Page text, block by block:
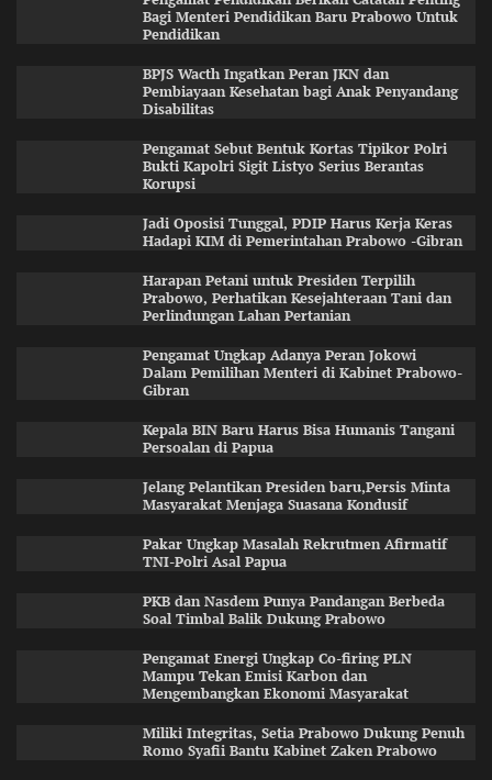
Bagi Menteri Pendidikan Baru Prabowo Untuk
Pendidikan
BPJS Wacth Ingatkan Peran JKN dan
Pembiayaan Kesehatan bagi Anak Penyandang
Disabilitas
Pengamat Sebut Bentuk Kortas Tipikor Polri
Bukti Kapolri Sigit Listyo Serius Berantas
Korupsi
Jadi Oposisi Tunggal, PDIP Harus Kerja Keras
Hadapi KIM di Pemerintahan Prabowo -Gibran
Harapan Petani untuk Presiden Terpilih
Prabowo, Perhatikan Kesejahteraan Tani dan
Perlindungan Lahan Pertanian
Pengamat Ungkap Adanya Peran Jokowi
Dalam Pemilihan Menteri di Kabinet Prabowo-
Gibran
Kepala BIN Baru Harus Bisa Humanis Tangani
Persoalan di Papua
Jelang Pelantikan Presiden baru,Persis Minta
Masyarakat Menjaga Suasana Kondusif
Pakar Ungkap Masalah Rekrutmen Afirmatif
TNI-Polri Asal Papua
PKB dan Nasdem Punya Pandangan Berbeda
Soal Timbal Balik Dukung Prabowo
Pengamat Energi Ungkap Co-firing PLN
Mampu Tekan Emisi Karbon dan
Mengembangkan Ekonomi Masyarakat
Miliki Integritas, Setia Prabowo Dukung Penuh
Romo Syafii Bantu Kabinet Zaken Prabowo